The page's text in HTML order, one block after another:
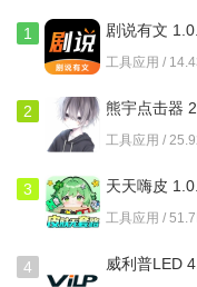
的演示文稿内容和版式
成适合演示的幻灯片格
清晰的PPT内容结构。
报告、申报材料等文本
1 剧说有文
工具应用 /
2
熊宇点击器
版
工具应用 /
3 天天嗨皮
工具应用 /
4 威利普LED